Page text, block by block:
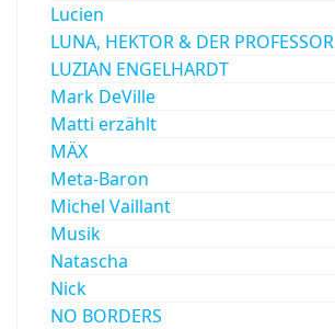
Lucien
LUNA, HEKTOR & DER PROFESSOR
LUZIAN ENGELHARDT
Mark DeVille
Matti erzählt
MÄX
Meta-Baron
Michel Vaillant
Musik
Natascha
Nick
NO BORDERS